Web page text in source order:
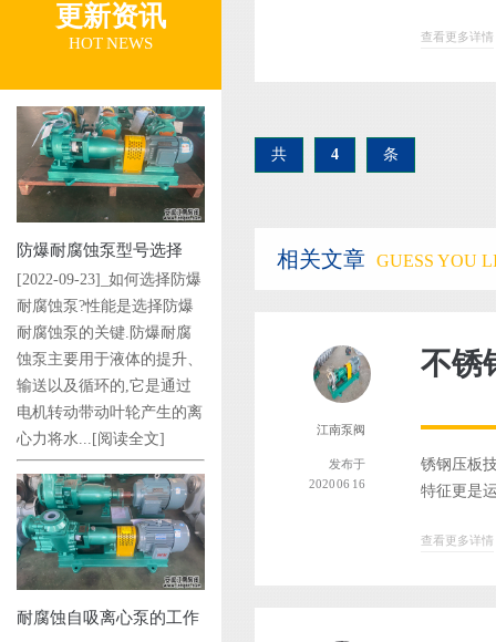
更新资讯
HOT NEWS
防爆耐腐蚀泵型号选择
[2022-09-23]_如何选择防爆
耐腐蚀泵?性能是选择防爆
耐腐蚀泵的关键.防爆耐腐
蚀泵主要用于液体的提升、
输送以及循环的,它是通过
电机转动带动叶轮产生的离
心力将水...
[阅读全文]
耐腐蚀自吸离心泵的工作
查看更多详情
共 4 条
相关文章 GUESS YOU
江南泵阀
发布于
2020 06 16
不锈
锈钢压板
特征更是
查看更多详情